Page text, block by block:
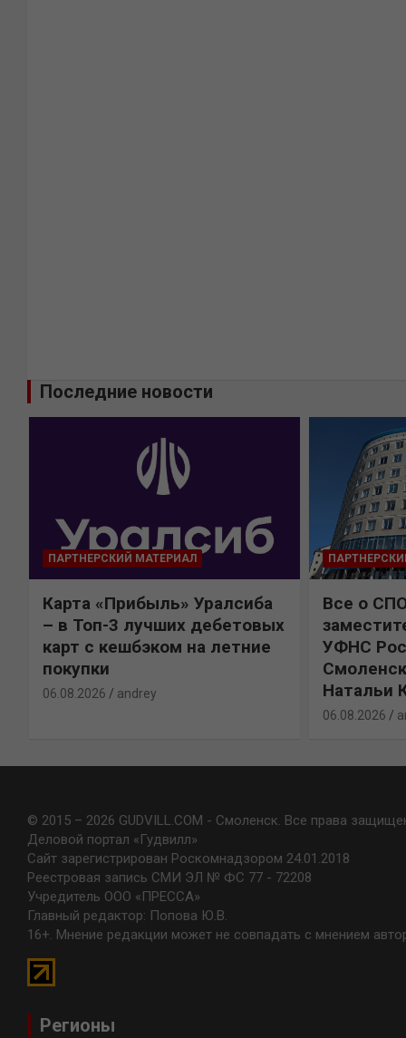
Последние новости
ПАРТНЕРСКИЙ МАТЕРИАЛ
Карта «Прибыль» Уралсиба
– в Топ-3 лучших дебетовых
карт с кешбэком на летние
покупки
06.08.2026 andrey
Все о
УФНС
Натальи
06.08.2026
© 2015 – 2026 GUDVILL.COM - Смоленск. Все права
Деловой портал «Гудвилл»
Сайт зарегистрирован Роскомнадзором 24.01.2018
Реестровая запись СМИ ЭЛ № ФС 77 - 72208
Учредитель ООО «ПРЕССА»
Главный редактор: Попова Ю.В.
16+. Мнение редакции может не совпадать с мнением
Регионы